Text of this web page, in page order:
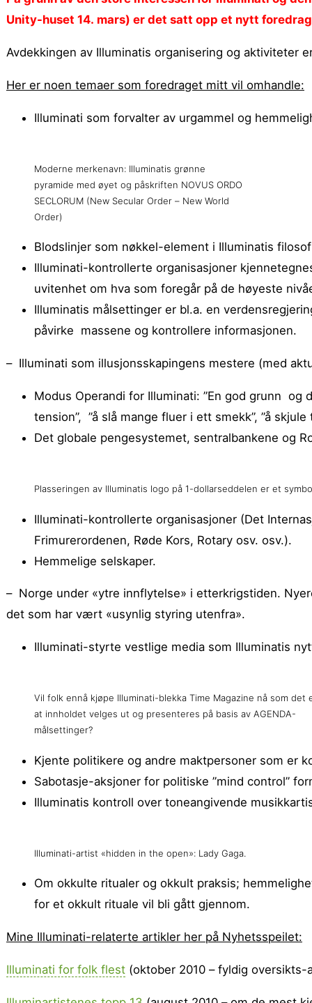
Unity-huset 14. mars) er det satt opp et nytt
Avdekkingen av Illuminatis organisering og aktiviteter
Her er noen temaer som foredraget mitt vil omhandle:
Illuminati som forvalter av urgammel og
Moderne merkenavn: Illuminatis grønne
pyramide med øyet og påskriften NOVUS ORDO
SECLORUM (New Secular Order – New World
Order)
Blodslinjer som nøkkel-element i Illuminatis
Illuminati-kontrollerte organisasjoner
uvitenhet om hva som foregår på de høyeste
Illuminatis målsettinger er bl.a. en
påvirke massene og kontrollere informasjonen.
– Illuminati som illusjonsskapingens mestere (med
Modus Operandi for Illuminati: ”En god grunn og
tension”, ”å slå mange fluer i ett smekk”, ”å
Det globale pengesystemet, sentralbankene og
Plasseringen av Illuminatis logo på 1-dollarseddelen er et
Illuminati-kontrollerte organisasjoner (Det
Frimurerordenen, Røde Kors, Rotary osv. osv.).
Hemmelige selskaper.
– Norge under «ytre innflytelse» i etterkrigstiden.
det som har vært «usynlig styring utenfra».
Illuminati-styrte vestlige media som Illuminatis
Vil folk ennå kjøpe Illuminati-blekka Time Magazine nå som det
at innholdet velges ut og presenteres på basis av AGENDA-
målsettinger?
Kjente politikere og andre maktpersoner som er
Sabotasje-aksjoner for politiske ”mind control”
Illuminatis kontroll over toneangivende
Illuminati-artist «hidden in the open»: Lady Gaga.
Om okkulte ritualer og okkult praksis;
for et okkult rituale vil bli gått gjennom.
Mine Illuminati-relaterte artikler her på Nyhetsspeilet:
Illuminati for folk flest (oktober 2010 – fyldig oversikts-